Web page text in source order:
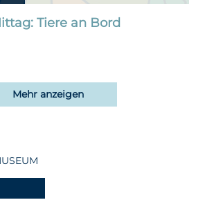
Tiere an Bord
Mehr anzeigen